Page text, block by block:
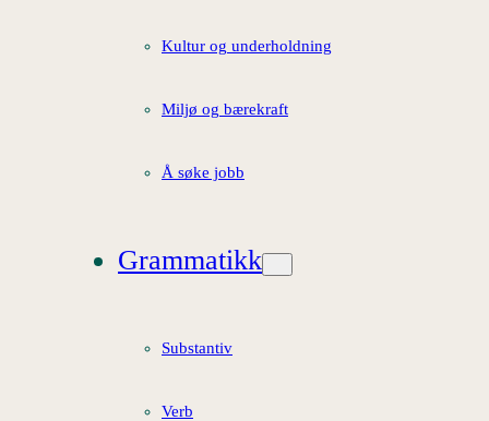
Kultur og underholdning
Miljø og bærekraft
Å søke jobb
Grammatikk
Substantiv
Verb